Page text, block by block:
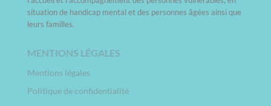
situation de handicap mental et des personnes âgées ainsi que
leurs familles.
MENTIONS LÉGALES
Mentions légales
Politique de confidentialité